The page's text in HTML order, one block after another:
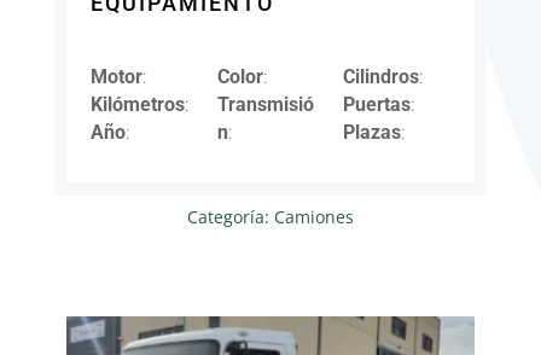
Motor:
Kilómetros:
Año:
Color:
Transmisió
n:
Cilindros:
Puertas:
Plazas:
Categoría: Camiones